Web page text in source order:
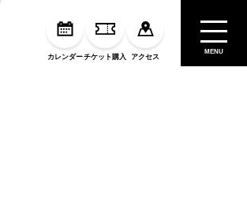
カレンダーチケット購入 アクセス
MENU